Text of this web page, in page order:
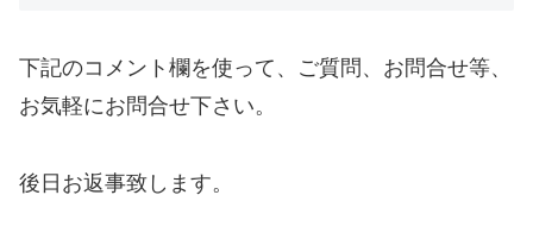
下記のコメント欄を使って、ご質問、お問合せ等、
お気軽にお問合せ下さい。
後日お返事致します。